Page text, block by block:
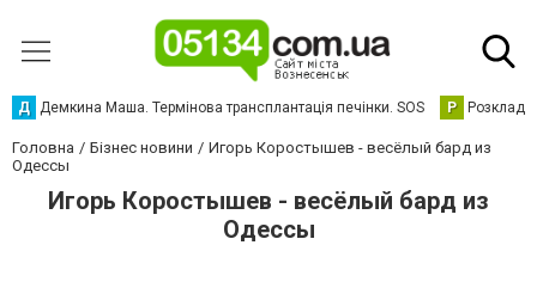
Д Демкина Маша. Термінова трансплантація печінки. SOS Р Розклад
Головна Бізнес новини
Игорь Коростышев - весёлый бард из
Одессы
Игорь Коростышев - весёлый бард из
Одессы